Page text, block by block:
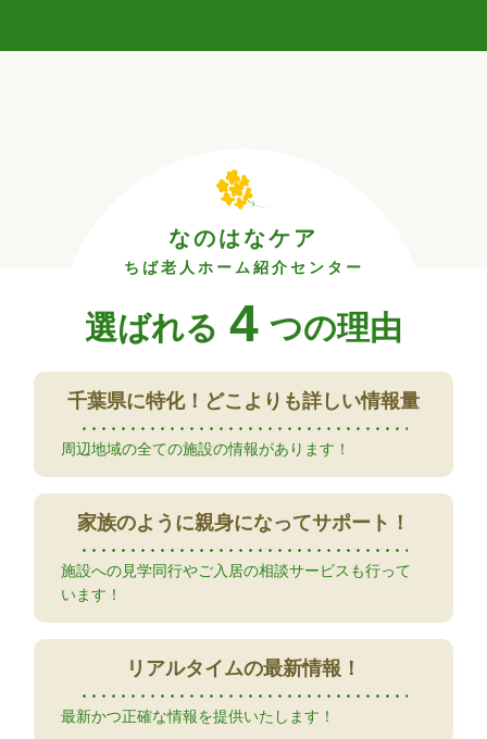
なのはなケア
ちば老人ホーム紹介センター
選ばれる 4 つの理由
千葉県に特化！ どこよりも詳しい情報量
周辺地域の全ての施設の情報があります！
家族のように親身になってサポート！
施設への見学同行やご入居の相談サービスも行って
います！
リアルタイムの最新情報！
最新かつ正確な情報を提供いたします！